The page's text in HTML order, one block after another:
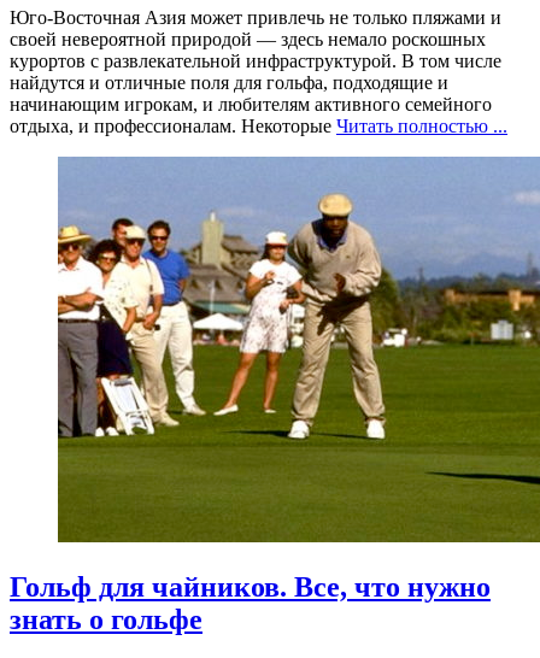
Юго-Восточная Азия может привлечь не только пляжами и
своей невероятной природой — здесь немало роскошных
курортов с развлекательной инфраструктурой. В том числе
найдутся и отличные поля для гольфа, подходящие и
начинающим игрокам, и любителям активного семейного
отдыха, и профессионалам. Некоторые Читать полностью ...
Гольф для чайников. Все, что нужно
знать о гольфе